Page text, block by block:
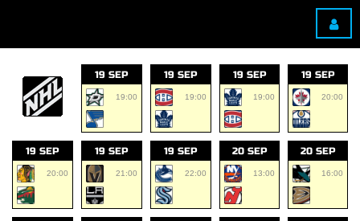
19 SEP
19:00
19 SEP
19:00
19 SEP
19:00
19 SEP
20:00
19 SEP
20:00
19 SEP
21:00
19 SEP
22:00
20 SEP
13:00
20 SEP
16:00